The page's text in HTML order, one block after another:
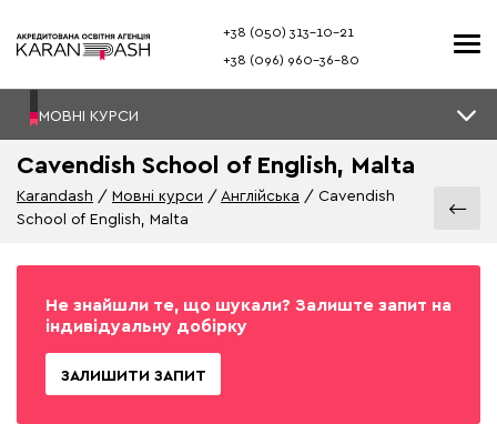
+38 (050) 313–10-21
+38 (096) 960–36-80
МОВНІ КУРСИ
Cavendish School of English, Malta
Karandash Мовні курси Англійська
Cavendish
School of English, Malta
Не знайшли те, що шукали? Залиште запит на
індивідуальну добірку
ЗАЛИШИТИ ЗАПИТ